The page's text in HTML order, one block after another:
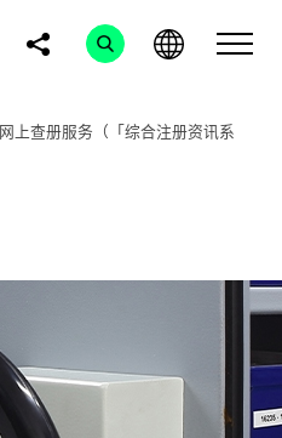
网上查册服务（「综合注册资讯系